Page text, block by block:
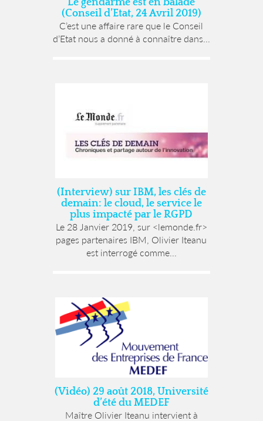
(Conseil d’Etat, 24 Avril 2019)
C’est une affaire rare que le Conseil
d’Etat nous a donné à connaître dans...
(Interview) sur IBM, les clés de
demain: le cloud, le service le
plus impacté par le RGPD
Le 28 Janvier 2019, sur <lemonde.fr>
pages partenaires IBM, Olivier Iteanu
est interrogé comme...
(Vidéo) 29 août 2018, Université
d’été du MEDEF
Maître Olivier Iteanu intervient à